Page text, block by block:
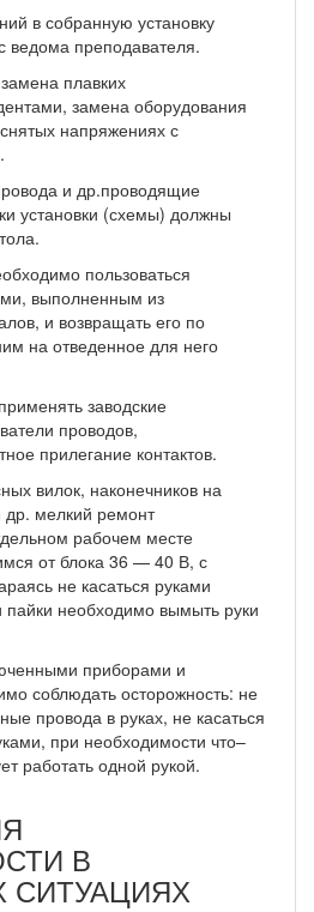
в собранную установку
ведома преподавателя.
плавких
замена оборудования
напряжениях с
и др.проводящие
установки (схемы) должны
пользоваться
выполненным из
и возвращать его по
на отведенное для него
заводские
проводов,
прилегание контактов.
вилок, наконечников на
мелкий ремонт
рабочем месте
от блока 36 — 40 В, с
не касаться руками
необходимо вымыть руки
приборами и
соблюдать осторожность: не
провода в руках, не касаться
при необходимости что–
работать одной рукой.
В
СИТУАЦИЯХ